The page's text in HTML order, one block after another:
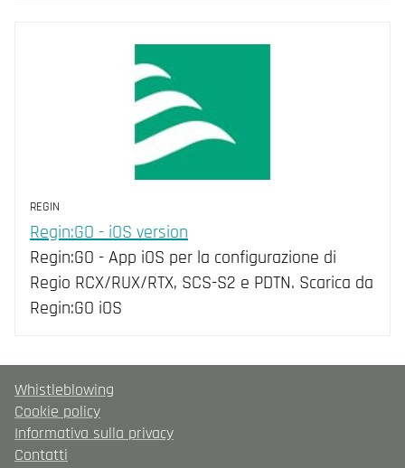
REGIN
Regin:GO - iOS version
Regin:GO - App iOS per la configurazione di
Regio RCX/RUX/RTX, SCS-S2 e PDTN. Scarica da
Regin:GO iOS
Whistleblowing
Cookie policy
Informativa sulla privacy
Contatti